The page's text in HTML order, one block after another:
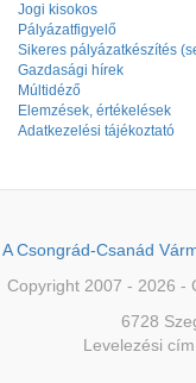
Jogi kisokos
Pályázatfigyelő
Sikeres pályázatkészítés
Gazdasági hírek
Múltidéző
Elemzések, értékelések
Adatkezelési tájékoztató
A Csongrád-Csanád
Copyright 2007 - 2026 -
6728
Levelezési